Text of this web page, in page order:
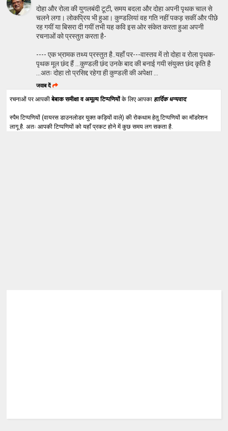
दोहा और रोला की युगलबंदी टूटी, समय बदला और दोहा अपनी पृथक चाल से
चलने लगा। लोकप्रिय भी हुआ। कुण्‍डलियां वह गति नहीं पकड़ सकीं और पीछे
रह गयीं या बिसरा दी गयीं तभी यह कवि इस ओर संकेत करता हुआ अपनी
रचनाओं को प्रस्‍तुत करता है-
---- एक भ्रामक तथ्य प्रस्तुत है..यहाँ पर---वास्तव में तो दोहा व रोला पृथक-
पृथक मूल छंद हैं ...कुण्डली छंद उनके बाद की बनाई गयी संयुक्त छंद कृति है
...अतः दोहा तो प्रसिद्द रहेगा ही कुण्डली की अपेक्षा ...
जवाब दें
रचनाओं पर आपकीबेबाक समीक्षा व अमूल्य टिप्पणियोंके लिए आपका हार्दिक धन्यवाद.
स्पैम टिप्पणियों (वायरस डाउनलोडर युक्त कड़ियों वाले) की रोकथाम हेतु टिप्पणियों का मॉडरेशन
लागू है. अतः आपकी टिप्पणियों को यहाँ प्रकट होने में कुछ समय लग सकता है.